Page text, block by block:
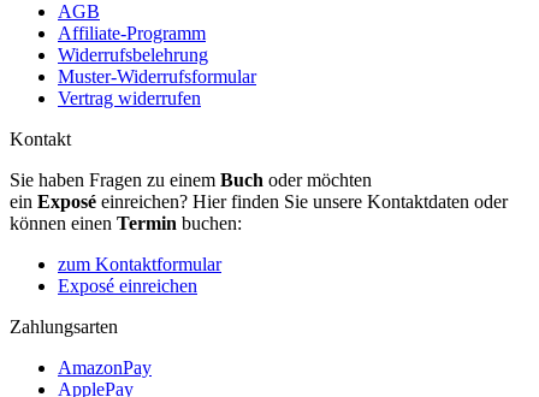
AGB
Affiliate-Programm
Widerrufsbelehrung
Muster-Widerrufsformular
Vertrag widerrufen
Kontakt
Sie haben Fragen zu einem Buch oder möchten
ein Exposé einreichen? Hier finden Sie unsere Kontaktdaten oder
können einen Termin buchen:
zum Kontaktformular
Exposé einreichen
Zahlungsarten
AmazonPay
ApplePay